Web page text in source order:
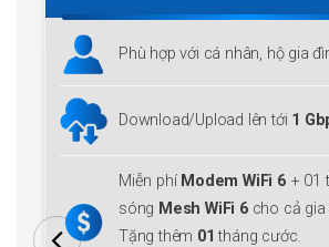
Phù hợp với cá nhân, hộ gia
Download/Upload lên tới 1
Miễn phí Modem WiFi 6 + 01
sóng Mesh WiFi 6 cho cả gia
Tặng thêm 01tháng cước.